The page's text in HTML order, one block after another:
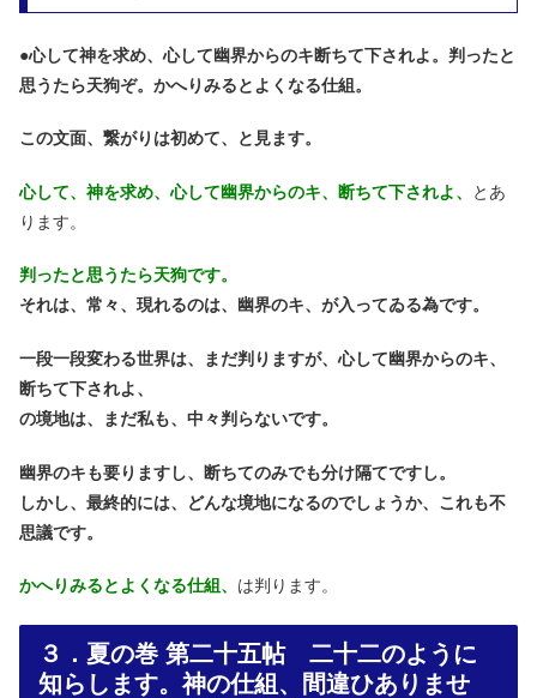
●心して神を求め、心して幽界からのキ断ちて下されよ。判ったと
思うたら天狗ぞ。かへりみるとよくなる仕組。
この文面、繋がりは初めて、と見ます。
心して、神を求め、心して幽界からのキ、断ちて下されよ、
とあ
ります。
判ったと思うたら天狗です。
それは、常々、現れるのは、幽界のキ、が入ってゐる為です。
一段一段変わる世界は、まだ判りますが、心して幽界からのキ、
断ちて下されよ、
の境地は、まだ私も、中々判らないです。
幽界のキも要りますし、断ちてのみでも分け隔てですし。
しかし、最終的には、どんな境地になるのでしょうか、これも不
思議です。
かへりみるとよくなる仕組、 は判ります。
３．夏の巻 第二十五帖 二十二のように
知らします。神の仕組、間違ひありませ